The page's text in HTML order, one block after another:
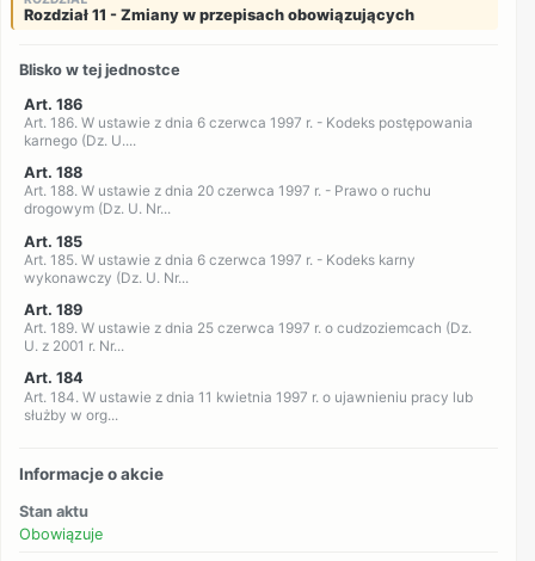
Rozdział 11 - Zmiany w przepisach obowiązujących
Blisko w tej jednostce
Art. 186
Art. 186. W ustawie z dnia 6 czerwca 1997 r. - Kodeks postępowania
karnego (Dz. U....
Art. 188
Art. 188. W ustawie z dnia 20 czerwca 1997 r. - Prawo o ruchu
drogowym (Dz. U. Nr...
Art. 185
Art. 185. W ustawie z dnia 6 czerwca 1997 r. - Kodeks karny
wykonawczy (Dz. U. Nr...
Art. 189
Art. 189. W ustawie z dnia 25 czerwca 1997 r. o cudzoziemcach (Dz.
U. z 2001 r. Nr...
Art. 184
Art. 184. W ustawie z dnia 11 kwietnia 1997 r. o ujawnieniu pracy lub
służby w org...
Informacje o akcie
Stan aktu
Obowiązuje